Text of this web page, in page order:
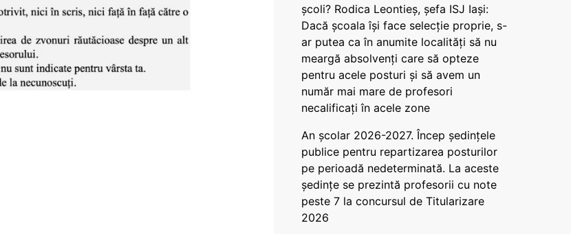
școli? Rodica Leontieș, șefa ISJ Iași:
Dacă școala își face selecție proprie, s-
ar putea ca în anumite localități să nu
meargă absolvenți care să opteze
pentru acele posturi și să avem un
număr mai mare de profesori
necalificați în acele zone
An școlar 2026-2027. Încep ședințele
publice pentru repartizarea posturilor
pe perioadă nedeterminată. La aceste
ședințe se prezintă profesorii cu note
peste 7 la concursul de Titularizare
2026